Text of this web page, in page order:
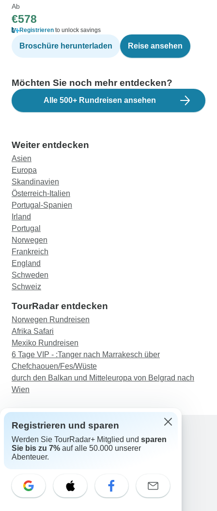
Ab
€578
Registrieren to unlock savings
Broschüre herunterladen Reise ansehen
Möchten Sie noch mehr entdecken?
Alle 500+ Rundreisen ansehen
Weiter entdecken
Asien
Europa
Skandinavien
Österreich-Italien
Portugal-Spanien
Irland
Portugal
Norwegen
Frankreich
England
Schweden
Schweiz
TourRadar entdecken
Norwegen Rundreisen
Afrika Safari
Mexiko Rundreisen
6 Tage VIP - :Tanger nach Marrakesch über
Chefchaouen/Fes/Wüste
durch den Balkan und Mitteleuropa von Belgrad nach
Wien
Support
Kontakt
Schweiz +41 225 183 195
E-Mail: support@tourradar.com
Registrieren und sparen
Werden Sie TourRadar+ Mitglied und sparen
Sie bis zu 7% auf alle 50.000 unserer
Abenteuer.